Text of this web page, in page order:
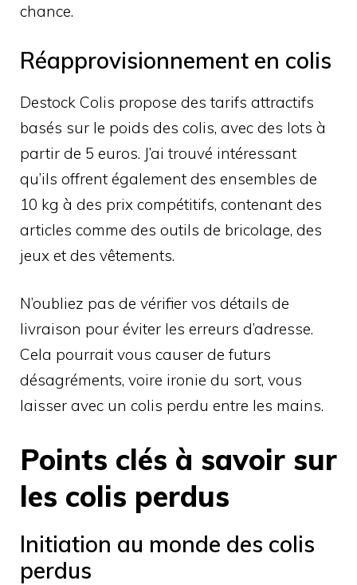
chance.
Réapprovisionnement en colis
Destock Colis propose des tarifs attractifs
basés sur le poids des colis, avec des lots à
partir de 5 euros. J’ai trouvé intéressant
qu’ils offrent également des ensembles de
10 kg à des prix compétitifs, contenant des
articles comme des outils de bricolage, des
jeux et des vêtements.
N’oubliez pas de vérifier vos détails de
livraison pour éviter les erreurs d’adresse.
Cela pourrait vous causer de futurs
désagréments, voire ironie du sort, vous
laisser avec un colis perdu entre les mains.
Points clés à savoir sur
les colis perdus
Initiation au monde des colis
perdus